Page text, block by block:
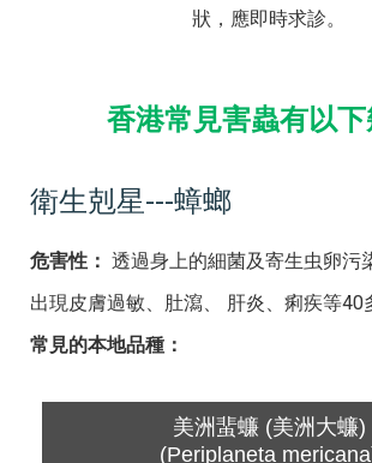
狀，應即時求診。
香港常見害蟲有以下
衛生剋星---蟑螂
危害性： 透過身上的細菌及寄生虫卵污
出現皮膚過敏、肚瀉、 肝炎、痢疾等40
常見的本地品種：
美洲蜚蠊 (美洲大蠊)
(Periplaneta